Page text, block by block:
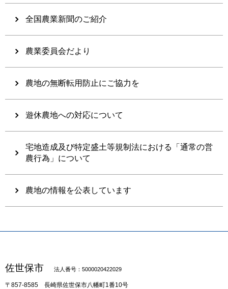
全国農業新聞のご紹介
農業委員会だより
農地の無断転用防止にご協力を
遊休農地への対応について
宅地造成及び特定盛土等規制法における「通常の営
農行為」について
農地の情報を公表しています
佐世保市 法人番号：5000020422029
〒857-8585 長崎県佐世保市八幡町1番10号